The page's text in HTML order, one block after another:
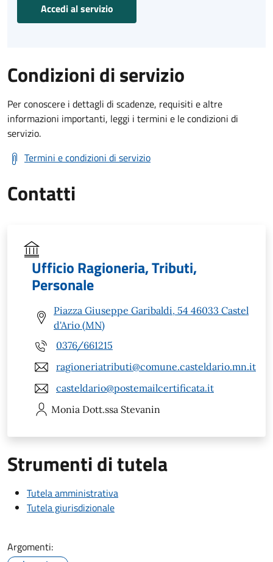
Accedi al servizio
Condizioni di servizio
Per conoscere i dettagli di scadenze, requisiti e altre
informazioni importanti, leggi i termini e le condizioni di
servizio.
Termini e condizioni di servizio
Contatti
Ufficio Ragioneria, Tributi,
Personale
Piazza Giuseppe Garibaldi, 54 46033 Castel
d'Ario (MN)
0376/661215
ragioneriatributi@comune.casteldario.mn.it
casteldario@postemailcertificata.it
Monia Dott.ssa Stevanin
Strumenti di tutela
Tutela amministrativa
Tutela giurisdizionale
Argomenti: